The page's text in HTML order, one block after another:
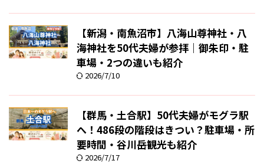
【新潟・南魚沼市】八海山尊神社・八
海神社を50代夫婦が参拝｜御朱印・駐
車場・2つの違いも紹介
2026/7/10
【群馬・土合駅】50代夫婦がモグラ駅
へ！486段の階段はきつい？駐車場・所
要時間・谷川岳観光も紹介
2026/7/17